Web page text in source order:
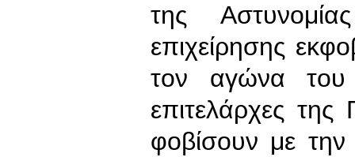
της
επιχείρησης
τον αγώνα του
επιτελάρχες
φοβίσουν με